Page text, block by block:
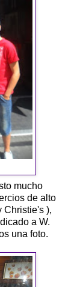
mucho
de alto
Christie's ),
a W.
una foto.